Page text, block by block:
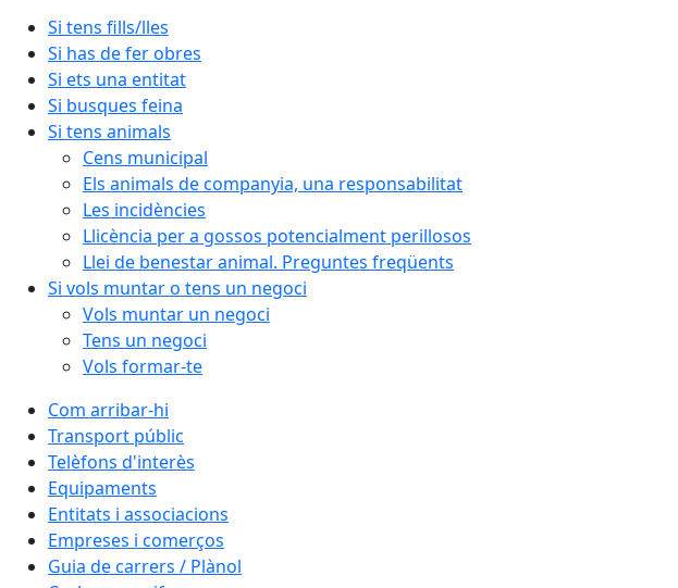
Si tens fills/lles
Si has de fer obres
Si ets una entitat
Si busques feina
Si tens animals
Cens municipal
Els animals de companyia, una responsabilitat
Les incidències
Llicència per a gossos potencialment perillosos
Llei de benestar animal. Preguntes freqüents
Si vols muntar o tens un negoci
Vols muntar un negoci
Tens un negoci
Vols formar-te
Com arribar-hi
Transport públic
Telèfons d'interès
Equipaments
Entitats i associacions
Empreses i comerços
Guia de carrers / Plànol